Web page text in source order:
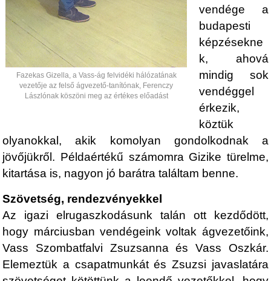
Fazekas Gizella, a Vass-ág felvidéki hálózatának
vezetője az felső ágvezető-tanítónak, Ferenczy
Lászlónak köszöni meg az értékes előadást
vendége a
budapesti
képzésekne
k, ahová
mindig sok
vendéggel
érkezik,
köztük
olyanokkal, akik komolyan gondolkodnak a
jövőjükről. Példaértékű számomra Gizike türelme,
kitartása is, nagyon jó barátra találtam benne.
Szövetség, rendezvényekkel
Az igazi elrugaszkodásunk talán ott kezdődött,
hogy márciusban vendégeink voltak ágvezetőink,
Vass Szombatfalvi Zsuzsanna és Vass Oszkár.
Elemeztük a csapatmunkát és Zsuzsi javaslatára